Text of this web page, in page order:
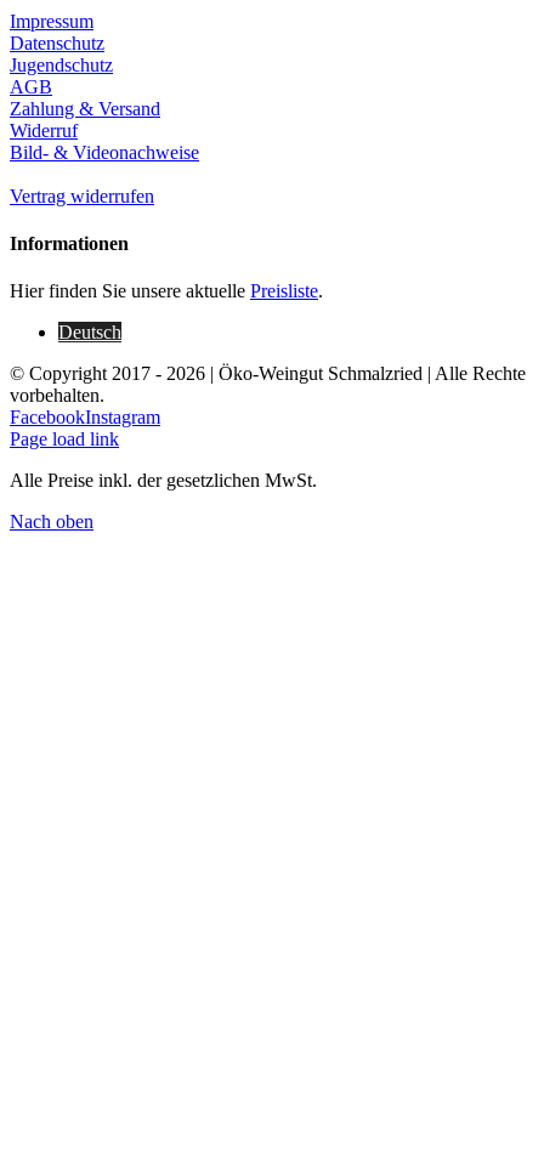
Impressum
Datenschutz
Jugendschutz
AGB
Zahlung & Versand
Widerruf
Bild- & Videonachweise
Vertrag widerrufen
Informationen
Hier finden Sie unsere aktuelle Preisliste.
Deutsch
© Copyright 2017 - 2026 | Öko-Weingut Schmalzried | Alle Rechte
vorbehalten.
FacebookInstagram
Page load link
Alle Preise inkl. der gesetzlichen MwSt.
Nach oben